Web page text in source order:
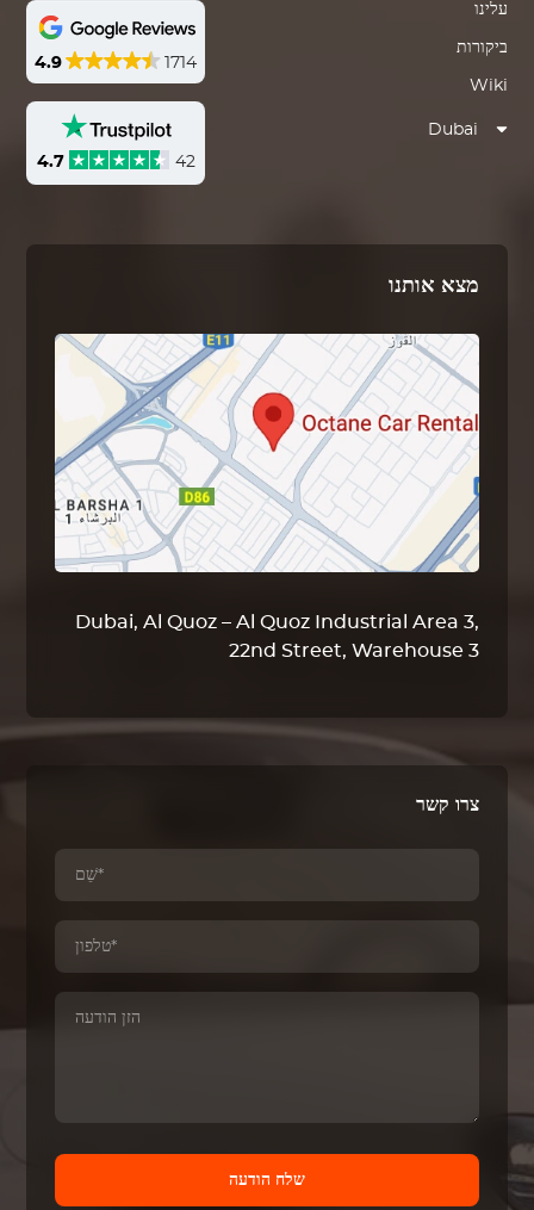
4.9 1714
4.7 42
עלינו
ביקורות
Wiki
Dubai
מצא אותנו
Dubai, Al Quoz – Al Quoz Industrial Area 3,
22nd Street, Warehouse 3
צרו קשר
שלח הודעה